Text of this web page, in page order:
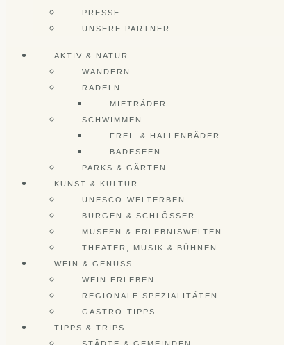
PRESSE
UNSERE PARTNER
AKTIV & NATUR
WANDERN
RADELN
MIETRÄDER
SCHWIMMEN
FREI- & HALLENBÄDER
BADESEEN
PARKS & GÄRTEN
KUNST & KULTUR
UNESCO-WELTERBEN
BURGEN & SCHLÖSSER
MUSEEN & ERLEBNISWELTEN
THEATER, MUSIK & BÜHNEN
WEIN & GENUSS
WEIN ERLEBEN
REGIONALE SPEZIALITÄTEN
GASTRO-TIPPS
TIPPS & TRIPS